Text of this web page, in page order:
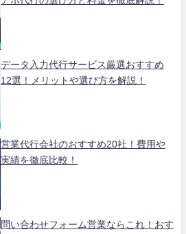
データ入力代行サービス厳選おすすめ
12選！メリットや選び方を解説！
営業代行会社のおすすめ20社！費用や
実績を徹底比較！
問い合わせフォーム営業ならこれ！おす